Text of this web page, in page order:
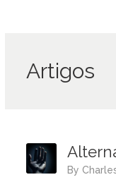
Artigos
by